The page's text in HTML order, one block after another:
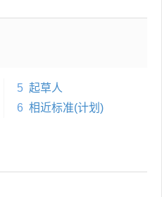
5 起草人
6 相近标准(计划)